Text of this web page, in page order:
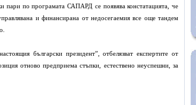
пари по програмата САПАРД се появява констатацията, че
и финансирана от недосегаемия все още тандем
български президент”, отбелязват експертите от
отново предприема стъпки, естествено неуспешни, за